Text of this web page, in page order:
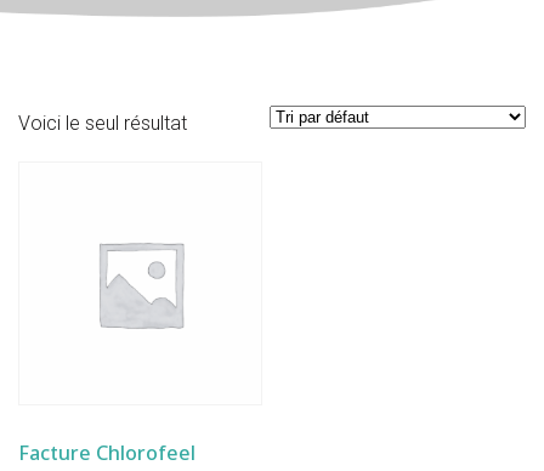
Voici le seul résultat
Facture Chlorofeel